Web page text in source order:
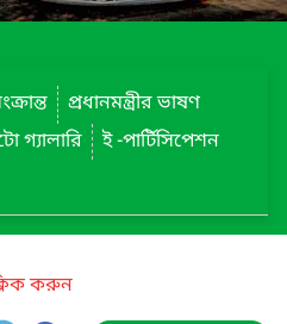
প্রধানমন্ত্রীর ভাষণ
গ্যালারি
ই -পার্টিসিপেশন
করুন